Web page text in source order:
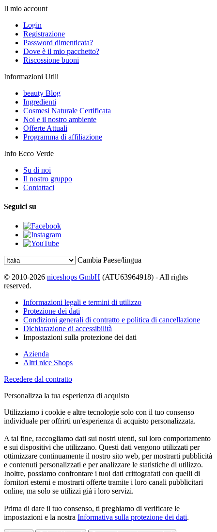
Il mio account
Login
Registrazione
Password dimenticata?
Dove è il mio pacchetto?
Riscossione buoni
Informazioni Utili
beauty Blog
Ingredienti
Cosmesi Naturale Certificata
Noi e il nostro ambiente
Offerte Attuali
Programma di affiliazione
Info Ecco Verde
Su di noi
Il nostro gruppo
Contattaci
Seguici su
Cambia Paese/lingua
© 2010-2026 niceshops GmbH (ATU63964918) - All rights
reserved.
Informazioni legali e termini di utilizzo
Protezione dei dati
Condizioni generali di contratto e politica di cancellazione
Dichiarazione di accessibilità
Impostazioni sulla protezione dei dati
Azienda
Altri nice Shops
Recedere dal contratto
Personalizza la tua esperienza di acquisto
Utilizziamo i cookie e altre tecnologie solo con il tuo consenso
individuale per offrirti un'esperienza di acquisto personalizzata.
A tal fine, raccogliamo dati sui nostri utenti, sul loro comportamento
e sui dispositivi che utilizzano. Questi dati vengono utilizzati per
ottimizzare continuamente il nostro sito web, per mostrarti pubblicità
e contenuti personalizzati e per analizzare le statistiche di utilizzo.
Inoltre, possiamo confrontare i tuoi dati crittografati con quelli di
fornitori esterni e mostrarti offerte tramite i loro canali pubblicitari
online, ma solo se utilizzi già i loro servizi.
Prima di dare il tuo consenso, ti preghiamo di verificare le
impostazioni e la nostra Informativa sulla protezione dei dati.